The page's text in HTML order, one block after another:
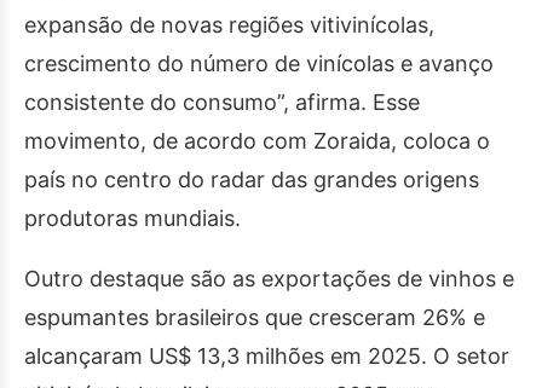
expansão de novas regiões vitivinícolas,
crescimento do número de vinícolas e avanço
consistente do consumo”, afirma. Esse
movimento, de acordo com Zoraida, coloca o
país no centro do radar das grandes origens
produtoras mundiais.
Outro destaque são as exportações de vinhos e
espumantes brasileiros que cresceram 26% e
alcançaram US$ 13,3 milhões em 2025. O setor